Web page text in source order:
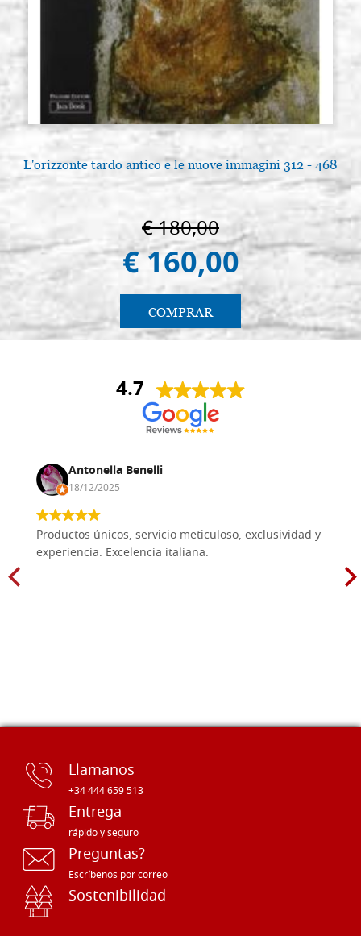
ACQUISTA
L'orizzonte tardo antico e le nuove immagini 312 - 468
€ 180,00
€ 160,00
COMPRAR
4.7
Antonella Benelli
18/12/2025
Productos únicos, servicio meticuloso, exclusividad y
experiencia. Excelencia italiana.
Llamanos
+34 444 659 513
Entrega
rápido y seguro
Preguntas?
Escríbenos por correo
Sostenibilidad